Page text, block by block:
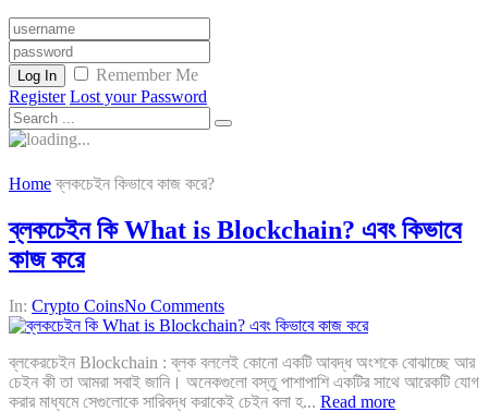
Log In
Remember Me
Register Lost your Password
Home ব্লকচেইন কিভাবে কাজ করে?
ব্লকচেইন কি What is Blockchain? এবং কিভাবে
কাজ করে
In: Crypto CoinsNo Comments
ব্লকেরচেইন Blockchain : ব্লক বললেই কোনো একটি আবদ্ধ অংশকে বোঝাচ্ছে আর
চেইন কী তা আমরা সবাই জানি। অনেকগুলো বস্তু পাশাপাশি একটির সাথে আরেকটি যোগ
করার মাধ্যমে সেগুলোকে সারিবদ্ধ করাকেই চেইন বলা হ... Read more